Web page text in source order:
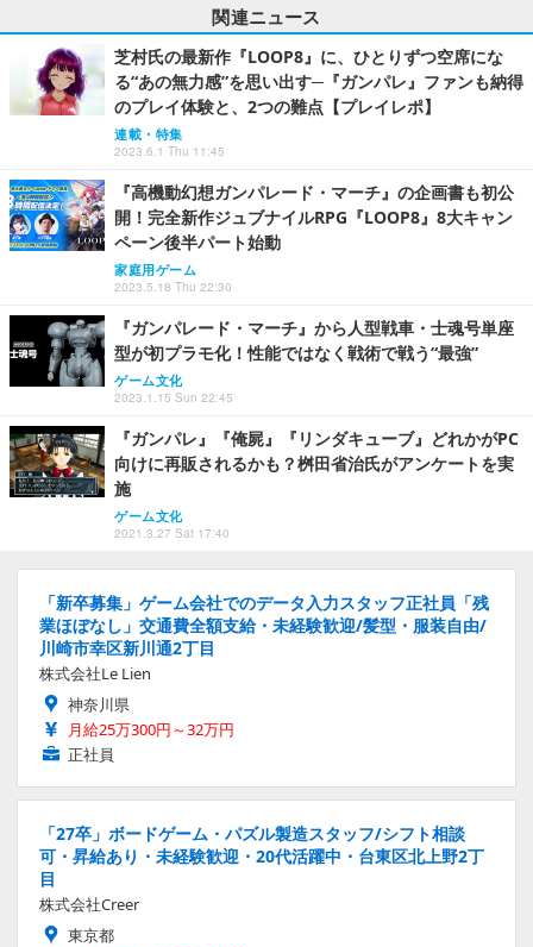
関連ニュース
芝村氏の最新作『LOOP8』に、ひとりずつ空席にな
る“あの無力感”を思い出す─『ガンパレ』ファンも納得
のプレイ体験と、2つの難点【プレイレポ】
連載・特集
2023.6.1 Thu 11:45
『高機動幻想ガンパレード・マーチ』の企画書も初公
開！完全新作ジュブナイルRPG『LOOP8』8大キャン
ペーン後半パート始動
家庭用ゲーム
2023.5.18 Thu 22:30
『ガンパレード・マーチ』から人型戦車・士魂号単座
型が初プラモ化！性能ではなく戦術で戦う“最強”
ゲーム文化
2023.1.15 Sun 22:45
『ガンパレ』『俺屍』『リンダキューブ』どれかがPC
向けに再販されるかも？桝田省治氏がアンケートを実
施
ゲーム文化
2021.3.27 Sat 17:40
「新卒募集」ゲーム会社でのデータ入力スタッフ正社員「残
業ほぼなし」交通費全額支給・未経験歓迎/髪型・服装自由/
川崎市幸区新川通2丁目
株式会社Le Lien
神奈川県
月給25万300円～32万円
正社員
「27卒」ボードゲーム・パズル製造スタッフ/シフト相談
可・昇給あり・未経験歓迎・20代活躍中・台東区北上野2丁
目
株式会社Creer
東京都